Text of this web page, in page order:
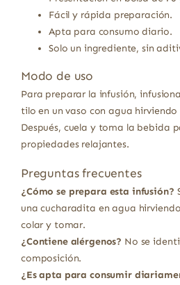
Fácil y rápida preparación.
Apta para consumo diario.
Solo un ingrediente, sin
Modo de uso
Para preparar la infusión,
tilo en un vaso con agua
Después, cuela y toma la bebida
propiedades relajantes.
Preguntas frecuentes
¿Cómo se prepara esta infusión?
una cucharadita en agua
colar y tomar.
¿Contiene alérgenos? No se
composición.
¿Es apta para consumir